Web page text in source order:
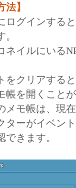
法】
ログインする
ネイルにいる
をクリアする
帳を開くこと
メモ帳は、現
ターがイベン
できます。